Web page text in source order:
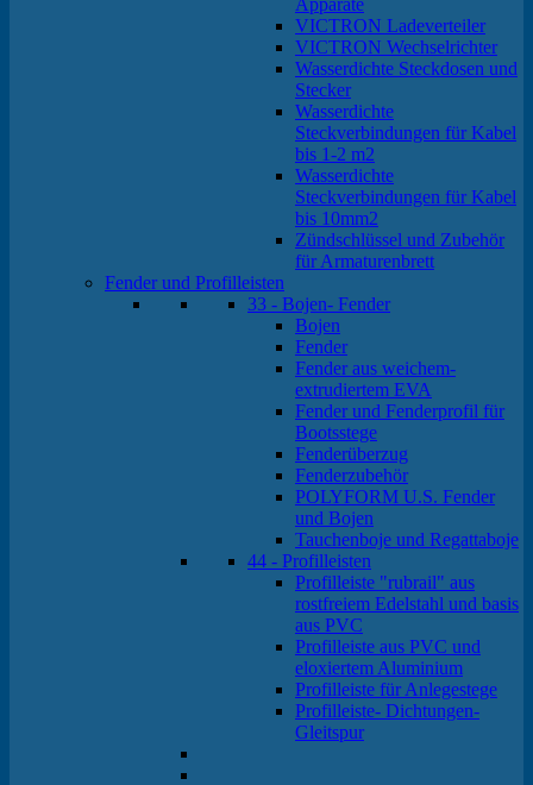
Apparate
VICTRON Ladeverteiler
VICTRON Wechselrichter
Wasserdichte Steckdosen und
Stecker
Wasserdichte
Steckverbindungen für Kabel
bis 1-2 m2
Wasserdichte
Steckverbindungen für Kabel
bis 10mm2
Zündschlüssel und Zubehör
für Armaturenbrett
Fender und Profilleisten
33 - Bojen- Fender
Bojen
Fender
Fender aus weichem-
extrudiertem EVA
Fender und Fenderprofil für
Bootsstege
Fenderüberzug
Fenderzubehör
POLYFORM U.S. Fender
und Bojen
Tauchenboje und Regattaboje
44 - Profilleisten
Profilleiste "rubrail" aus
rostfreiem Edelstahl und basis
aus PVC
Profilleiste aus PVC und
eloxiertem Aluminium
Profilleiste für Anlegestege
Profilleiste- Dichtungen-
Gleitspur